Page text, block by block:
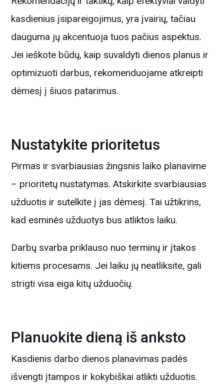
kasdienius įsipareigojimus, yra įvairių, tačiau
dauguma jų akcentuoja tuos pačius aspektus.
Jei ieškote būdų, kaip suvaldyti dienos planus ir
optimizuoti darbus, rekomenduojame atkreipti
dėmesį į šiuos patarimus.
Nustatykite prioritetus
Pirmas ir svarbiausias žingsnis laiko planavime
– prioritetų nustatymas. Atskirkite svarbiausias
užduotis ir sutelkite į jas dėmesį. Tai užtikrins,
kad esminės užduotys bus atliktos laiku.
Darbų svarba priklauso nuo terminų ir įtakos
kitiems procesams. Jei laiku jų neatliksite, gali
strigti visa eiga kitų užduočių.
Planuokite dieną iš anksto
Kasdienis darbo dienos planavimas padės
išvengti įtampos ir kokybiškai atlikti užduotis.